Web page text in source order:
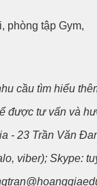
phòng tập Gym,
cầu tìm hiểu
được tưvấn và h
- 23 Trần Văn
viber); Skype: